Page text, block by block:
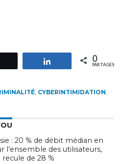
Partagez 0
PARTAGES
, CYBERINTIMIDATION
: 20 % de débit médian en
l’ensemble des utilisateurs,
recule de 28 %